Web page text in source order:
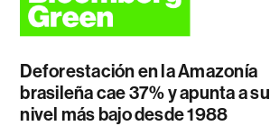
Deforestación en la Amazonía
brasileña cae 37% y apunta a su
nivel más bajo desde 1988